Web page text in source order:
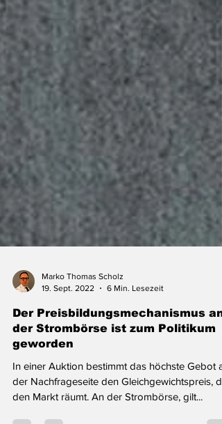
19. Sept. 2022
6 Min. Lesezeit
Der Preisbildungsmechanismus an
der Strombörse ist zum Politikum
geworden
In einer Auktion bestimmt das höchste Gebot
der Nachfrageseite den Gleichgewichtspreis,
den Markt räumt. An der Strombörse, gilt...